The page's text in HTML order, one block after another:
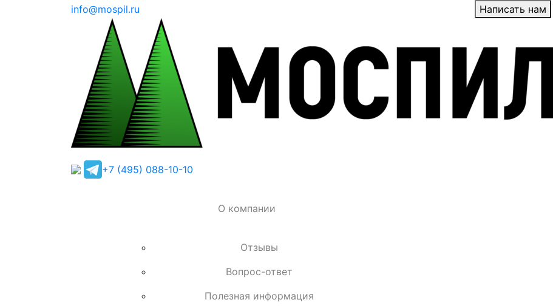
info@mospil.ru Написать нам
+7 (495) 088-10-10
О компании
Отзывы
Вопрос-ответ
Полезная информация